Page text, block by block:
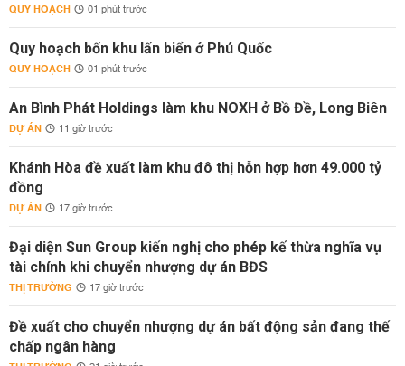
QUY HOẠCH 01 phút trước
Quy hoạch bốn khu lấn biển ở Phú Quốc
QUY HOẠCH 01 phút trước
An Bình Phát Holdings làm khu NOXH ở Bồ Đề, Long Biên
DỰ ÁN 11 giờ trước
Khánh Hòa đề xuất làm khu đô thị hỗn hợp hơn 49.000 tỷ
đồng
DỰ ÁN 17 giờ trước
Đại diện Sun Group kiến nghị cho phép kế thừa nghĩa vụ
tài chính khi chuyển nhượng dự án BĐS
THỊ TRƯỜNG 17 giờ trước
Đề xuất cho chuyển nhượng dự án bất động sản đang thế
chấp ngân hàng